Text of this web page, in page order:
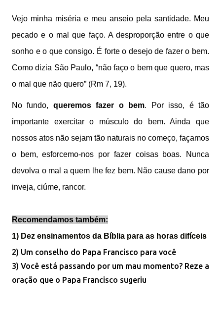
Vejo minha miséria e meu anseio pela santidade. Meu
pecado e o mal que faço. A desproporção entre o que
sonho e o que consigo. É forte o desejo de fazer o bem.
Como dizia São Paulo, “não faço o bem que quero, mas
o mal que não quero” (Rm 7, 19).
No fundo, queremos fazer o bem. Por isso, é tão
importante exercitar o músculo do bem. Ainda que
nossos atos não sejam tão naturais no começo, façamos
o bem, esforcemo-nos por fazer coisas boas. Nunca
devolva o mal a quem lhe fez bem. Não cause dano por
inveja, ciúme, rancor.
Recomendamos também:
1) Dez ensinamentos da Bíblia para as horas difíceis
2) Um conselho do Papa Francisco para você
3) Você está passando por um mau momento? Reze a
oração que o Papa Francisco sugeriu